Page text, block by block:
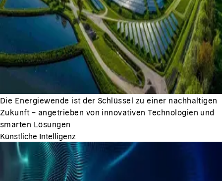
Die Energiewende ist der Schlüssel zu einer nachhaltigen
Zukunft – angetrieben von innovativen Technologien und
smarten Lösungen
Künstliche Intelligenz